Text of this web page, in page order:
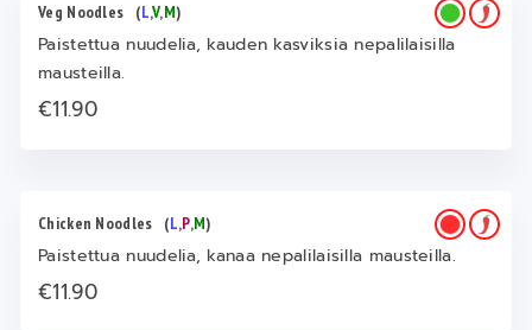
Veg Noodles (L,V,M)
Paistettua nuudelia, kauden kasviksia nepalilaisilla
mausteilla.
€11.90
Chicken Noodles (L,P,M)
Paistettua nuudelia, kanaa nepalilaisilla mausteilla.
€11.90